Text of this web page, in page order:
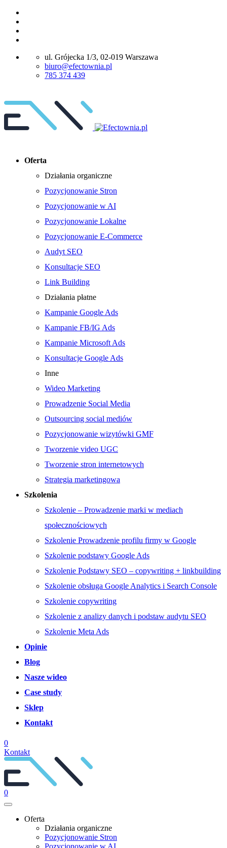
ul. Grójecka 1/3, 02-019 Warszawa
biuro@efectownia.pl
785 374 439
Oferta
Działania organiczne
Pozycjonowanie Stron
Pozycjonowanie w AI
Pozycjonowanie Lokalne
Pozycjonowanie E-Commerce
Audyt SEO
Konsultacje SEO
Link Building
Działania płatne
Kampanie Google Ads
Kampanie FB/IG Ads
Kampanie Microsoft Ads
Konsultacje Google Ads
Inne
Wideo Marketing
Prowadzenie Social Media
Outsourcing social mediów
Pozycjonowanie wizytówki GMF
Tworzenie video UGC
Tworzenie stron internetowych
Strategia marketingowa
Szkolenia
Szkolenie – Prowadzenie marki w mediach
społecznościowych
Szkolenie Prowadzenie profilu firmy w Google
Szkolenie podstawy Google Ads
Szkolenie Podstawy SEO – copywriting + linkbuilding
Szkolenie obsługa Google Analytics i Search Console
Szkolenie copywriting
Szkolenie z analizy danych i podstaw audytu SEO
Szkolenie Meta Ads
Opinie
Blog
Nasze wideo
Case study
Sklep
Kontakt
0
Kontakt
0
Oferta
Działania organiczne
Pozycjonowanie Stron
Pozycjonowanie w AI